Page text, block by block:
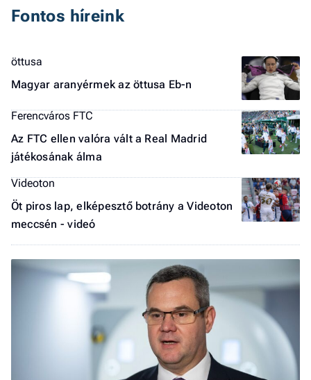
Fontos híreink
öttusa
Magyar aranyérmek az öttusa Eb-n
Ferencváros FTC
Az FTC ellen valóra vált a Real Madrid
játékosának álma
Videoton
Öt piros lap, elképesztő botrány a Videoton
meccsén - videó